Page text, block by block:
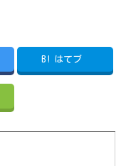
B! はてブ